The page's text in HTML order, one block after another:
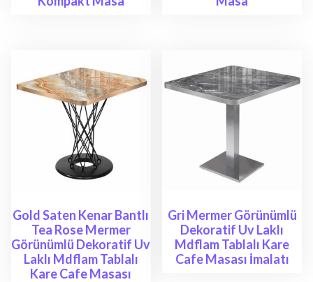
Gold Saten Kenar Bantlı
Tea Rose Mermer
Görünümlü Dekoratif Uv
Laklı Mdflam Tablalı
Kare Cafe Masası
Gri Mermer Görünümlü
Dekoratif Uv Laklı
Mdflam Tablalı Kare
Cafe Masası İmalatı